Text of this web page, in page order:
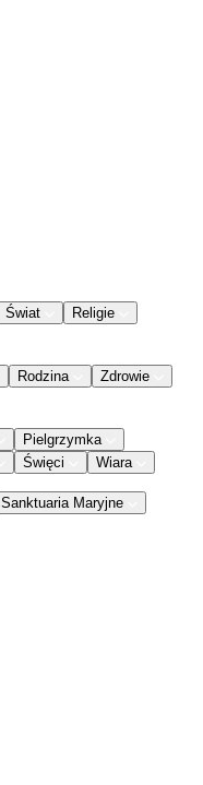
Świat
Religie
Rodzina
Zdrowie
Pielgrzymka
Święci Wiara
Sanktuaria Maryjne